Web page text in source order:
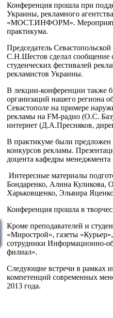
Конференция прошла при
Украины, рекламного
«МОСТ.ИНФОРМ». Мероприятие
практикума.
Председатель
С.Н.Шестов сделал сообщение
студенческих фестивалей
рекламистов Украины.
В лекции-конференции также
организаций нашего региона
Севастополе на примере
рекламы на FM-радио (О.С.
интернет (Д.А.Пресняков,
В практикуме были
конкурсов рекламы.
доцента кафедры
Интересные материалы
Бондаренко, Алина Куликова,
Харьковщенко, Эльвира
Конференция прошла в
Кроме преподавателей и
«Мирострой», газеты
сотрудники Информационно-
филиал».
Следующие встречи в рамках
компетенций современных
2013 года.